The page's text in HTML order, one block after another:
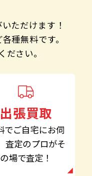
ただけます！
種無料です。
さい。
出張買取
でご自宅にお伺
査定のプロがそ
の場で査定！